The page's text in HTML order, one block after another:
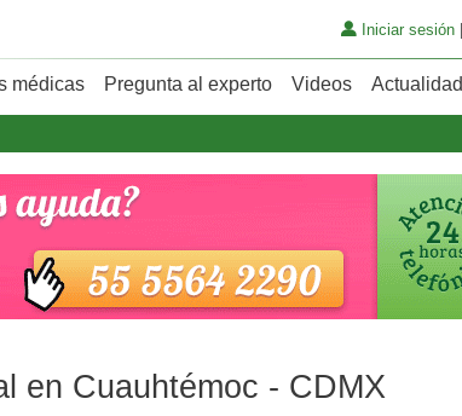
Iniciar sesión|
médicas Pregunta al experto Videos Actualidad
en Cuauhtémoc - CDMX